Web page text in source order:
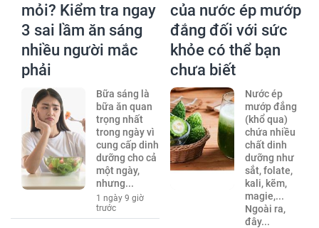
mỏi? Kiểm tra ngay
3 sai lầm ăn sáng
nhiều người mắc
phải
Bữa sáng là
bữa ăn quan
trọng nhất
trong ngày vì
cung cấp dinh
dưỡng cho cả
một ngày,
nhưng...
1 ngày 9 giờ
trước
của nước ép mướp
đắng đối với sức
khỏe có thể bạn
chưa biết
Nước ép
mướp đắng
(khổ qua)
chứa nhiều
chất dinh
dưỡng như
sắt, folate,
kali, kẽm,
magie,...
Ngoài ra,
đây...